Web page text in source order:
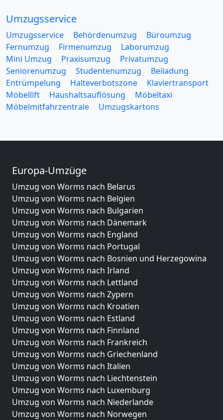
Umzugsservice
Umzugsservice Behördenumzug
Büroumzug
Fernumzug
Firmenumzug
Laborumzug
Mini Umzug
Praxisumzug
Privatumzug
Seniorenumzug
Studentenumzug
Beiladung
Entrümpelung
Halteverbotszone
Klaviertransport
Möbellift
Haushaltsauflösung
Möbeltaxi
Möbelmitfahrzentrale
Umzugskartons
Europa-Umzüge
Umzug von Worms nach Belarus
Umzug von Worms nach Belgien
Umzug von Worms nach Bulgarien
Umzug von Worms nach Dänemark
Umzug von Worms nach England
Umzug von Worms nach Portugal
Umzug von Worms nach Bosnien und Herzegowina
Umzug von Worms nach Irland
Umzug von Worms nach Lettland
Umzug von Worms nach Zypern
Umzug von Worms nach Kroatien
Umzug von Worms nach Estland
Umzug von Worms nach Finnland
Umzug von Worms nach Frankreich
Umzug von Worms nach Griechenland
Umzug von Worms nach Italien
Umzug von Worms nach Liechtenstein
Umzug von Worms nach Luxemburg
Umzug von Worms nach Niederlande
Umzug von Worms nach Norwegen